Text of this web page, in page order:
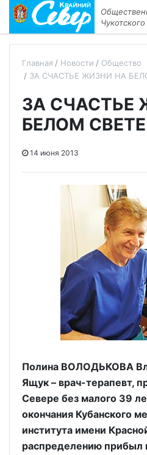
Главная Новости
Общество
ЗА СЧАСТЬЕ ЖИЗНИ НА
ЗА СЧАСТЬЕ
БЕЛОМ СВЕТЕ
14 июня 2013
Полина ВОЛОДЬКОВА
Ящук – врач-терапевт,
Севере без малого 39
окончания Кубанского
института имени
распределению прибыл